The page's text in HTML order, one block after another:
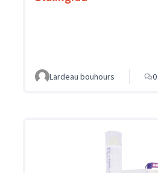
Lardeau bouhours 0